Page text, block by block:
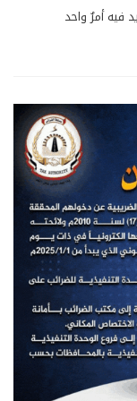
فيه أمرٌ واحد